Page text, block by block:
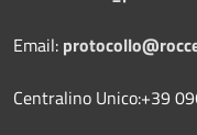
Email:
Centralino Unico:+39